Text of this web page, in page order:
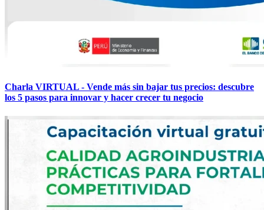
Charla VIRTUAL - Vende más sin bajar tus precios: descubre
los 5 pasos para innovar y hacer crecer tu negocio